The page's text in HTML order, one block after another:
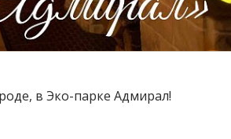
в Эко-парке Адмирал!